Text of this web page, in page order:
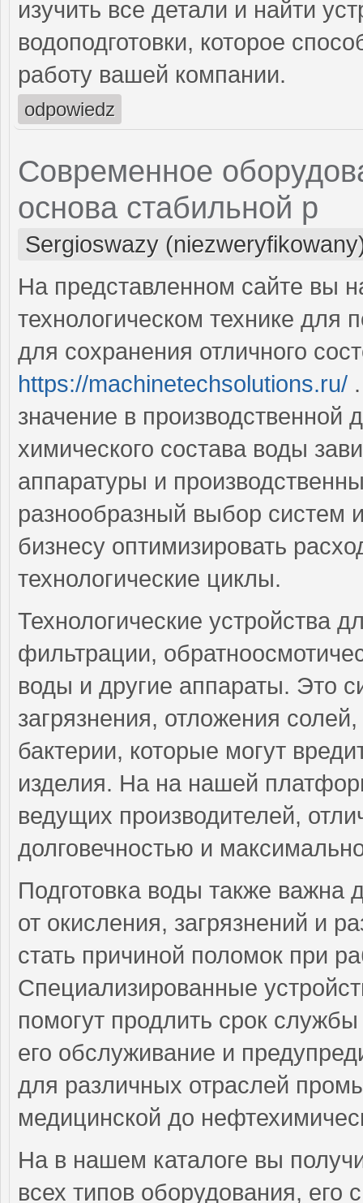
изучить все детали и найти
водоподготовки, которое
работу вашей компании.
odpowiedz
Современное
основа стабильной р
Sergioswazy
На представленном сайте вы
технологическом технике для
для сохранения отличного
https://machinetechsolutions.ru/
значение в производственной
химического состава воды
аппаратуры и
разнообразный выбор систем
бизнесу оптимизировать
технологические циклы.
Технологические устройства
фильтрации,
воды и другие аппараты. Это
загрязнения, отложения
бактерии, которые могут
изделия. На на нашей
ведущих производителей,
долговечностью и
Подготовка воды также важна
от окисления, загрязнений и
стать причиной поломок при
Специализированные
помогут продлить срок
его обслуживание и
для различных отраслей
медицинской до
На в нашем каталоге вы
всех типов оборудования,